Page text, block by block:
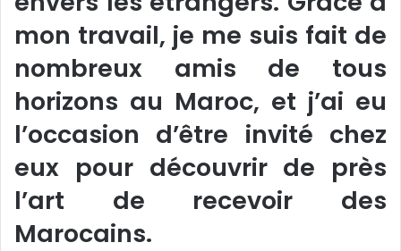
mon travail, je me suis fait de
nombreux amis de tous
horizons au Maroc, et j’ai eu
l’occasion d’être invité chez
eux pour découvrir de près
l’art de recevoir des
Marocains.